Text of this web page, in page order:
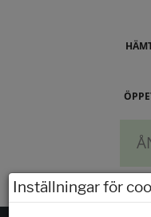
Inställningar för